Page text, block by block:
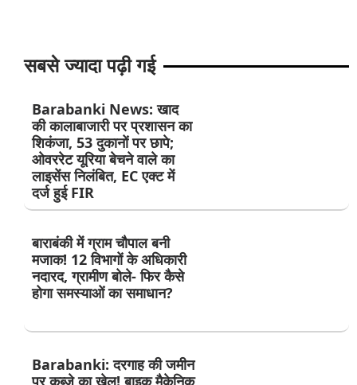
सबसे ज्यादा पढ़ी गई
Barabanki News: खाद
की कालाबाजारी पर प्रशासन का
शिकंजा, 53 दुकानों पर छापे;
ओवररेट यूरिया बेचने वाले का
लाइसेंस निलंबित, EC एक्ट में
दर्ज हुई FIR
बाराबंकी में ग्राम चौपाल बनी
मजाक! 12 विभागों के अधिकारी
नदारद, ग्रामीण बोले- फिर कैसे
होगा समस्याओं का समाधान?
Barabanki: दरगाह की जमीन
पर कब्ज़े का खेल! बाइक मैकेनिक